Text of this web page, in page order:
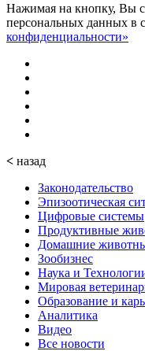
Нажимая на кнопку, Вы
персональных данных в
конфиденциальности»
< назад
Законодательство
Эпизоотическая
Цифровые системы
Продуктивные
Домашние
Зообизнес
Наука и
Мировая
Образование и
Аналитика
Видео
Все новости